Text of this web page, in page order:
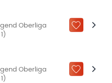
Oberliga
ZU „MEINE
Oberliga
ZU „MEINE